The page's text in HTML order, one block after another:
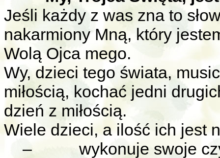
Jeśli każdy z was zna to
nakarmiony Mną, który
Wolą Ojca mego.
Wy, dzieci tego świata,
miłością, kochać jedni
dzień z miłością.
Wiele dzieci, a ilość ich jest
–
wykonuje swoje